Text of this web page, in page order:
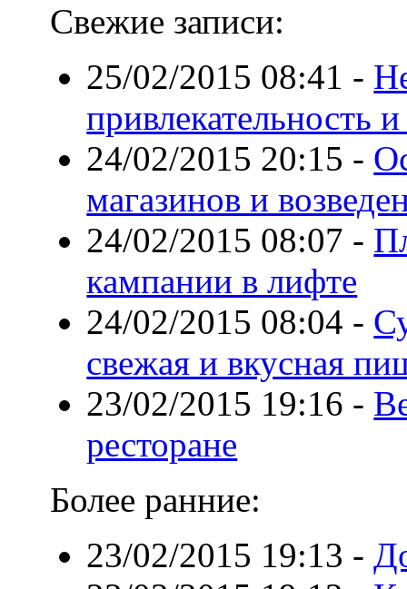
Свежие записи:
25/02/2015 08:41 -
привлекательность
24/02/2015 20:15 -
магазинов и
24/02/2015 08:07 -
кампании в лифте
24/02/2015 08:04 -
свежая и вкусная
23/02/2015 19:16 -
ресторане
Более ранние:
23/02/2015 19:13 -